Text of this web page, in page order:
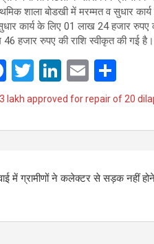
शाला बोडखी में मरम्मत व सुधार
कार्य के लिए 01 लाख 24 हजार
हजार रुपए की राशि स्वीकृत की गई है।
F
a
b
o
T
wi
er
Li
n
dI
E
m h
e
lakh approved for repair of 20
में ग्रामीणों ने कलेक्टर से सड़क नहीं